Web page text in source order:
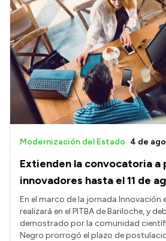
Extienden la convocatoria a
innovadores hasta el 11 de
Modernización del Estado 4 de
En el marco de la jornada Innovación
realizará en el PITBA de Bariloche, y
demostrado por la comunidad
Negro prorrogó el plazo de